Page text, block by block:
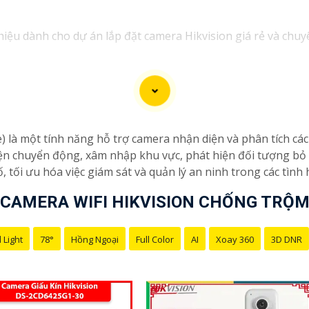
dành cho dự án lắp đặt camera Hikvision giá rẻ và
vụ lắp đặt camera Hikvision giá rẻ và chuyên nghiệp
camera an ninh, đội ngũ kỹ thuật viên của chúng tôi
những thương hiệu hàng đầu thế giới về giải pháp an
chất lượng hình ảnh sắc nét mà còn đem đến sự tin cậy
giá rẻ và chuyên nghiệp cho dự án của mình,
là một tính năng hỗ trợ camera nhận diện và phân tích
chuyển động, xâm nhập khu vực, phát hiện đối tượng
tối ưu hóa việc giám sát và quản lý an ninh trong các tình
CAMERA WIFI HIKVISION CHỐNG TRỘM
Light 78° Hồng Ngoại Full Color AI Xoay 360 3D DNR